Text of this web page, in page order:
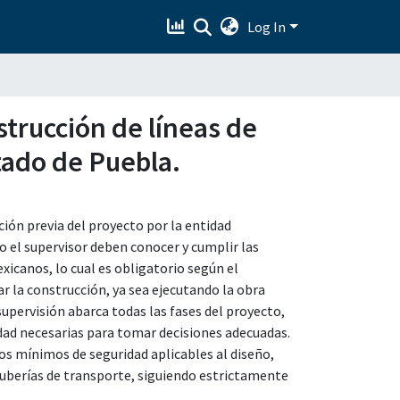
Log In
de líneas de
de Puebla.
previa del proyecto por la entidad
supervisor deben conocer y cumplir las
lo cual es obligatorio según el
la construcción, ya sea ejecutando la obra
abarca todas las fases del proyecto,
necesarias para tomar decisiones adecuadas.
mínimos de seguridad aplicables al diseño,
de transporte, siguiendo estrictamente